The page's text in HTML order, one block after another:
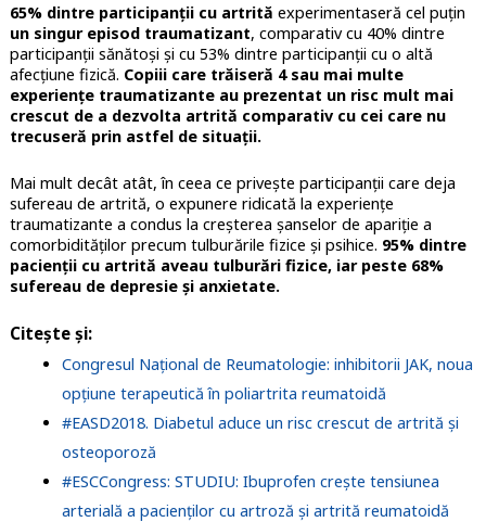
65% dintre participanții cu artrită experimentaseră cel puțin
un singur episod traumatizant, comparativ cu 40% dintre
participanții sănătoși și cu 53% dintre participanții cu o altă
afecțiune fizică. Copiii care trăiseră 4 sau mai multe
experiențe traumatizante au prezentat un risc mult mai
crescut de a dezvolta artrită comparativ cu cei care nu
trecuseră prin astfel de situații.
Mai mult decât atât, în ceea ce privește participanții care deja
sufereau de artrită, o expunere ridicată la experiențe
traumatizante a condus la creșterea șanselor de apariție a
comorbidităților precum tulburările fizice și psihice. 95% dintre
pacienții cu artrită aveau tulburări fizice, iar peste 68%
sufereau de depresie și anxietate.
Citește și:
Congresul Național de Reumatologie: inhibitorii JAK, noua
opțiune terapeutică în poliartrita reumatoidă
#EASD2018. Diabetul aduce un risc crescut de artrită și
osteoporoză
#ESCCongress: STUDIU: Ibuprofen crește tensiunea
arterială a pacienților cu artroză și artrită reumatoidă